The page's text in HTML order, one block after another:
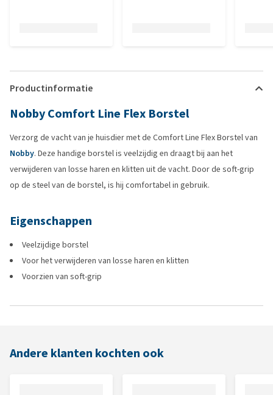
Productinformatie
Nobby Comfort Line Flex Borstel
Verzorg de vacht van je huisdier met de Comfort Line Flex Borstel van
Nobby. Deze handige borstel is veelzijdig en draagt bij aan het
verwijderen van losse haren en klitten uit de vacht. Door de soft-grip
op de steel van de borstel, is hij comfortabel in gebruik.
Eigenschappen
Veelzijdige borstel
Voor het verwijderen van losse haren en klitten
Voorzien van soft-grip
Andere klanten kochten ook